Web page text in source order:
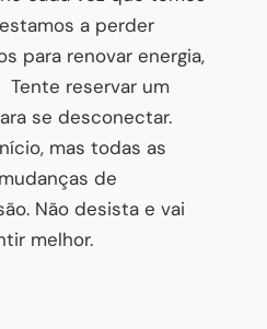
a perder
para renovar energia,
Tente reservar um
se desconectar.
mas todas as
de
Não desista e vai
melhor.